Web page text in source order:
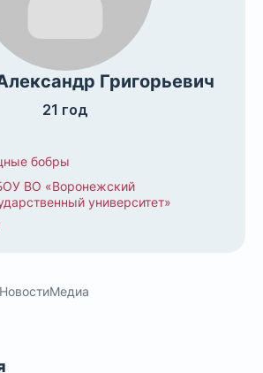
Григорьевич
21 год
бобры
ВО «Воронежский
университет»
НовостиМедиа